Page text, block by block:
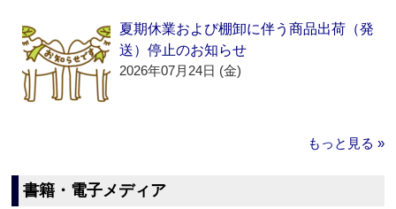
夏期休業および棚卸に伴う商品出荷（発
送）停止のお知らせ
2026年07月24日 (金)
もっと見る »
書籍・電子メディア